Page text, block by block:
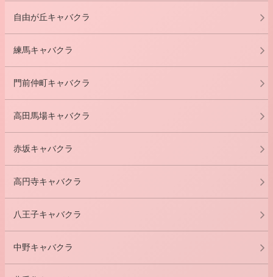
自由が丘キャバクラ
練馬キャバクラ
門前仲町キャバクラ
高田馬場キャバクラ
赤坂キャバクラ
高円寺キャバクラ
八王子キャバクラ
中野キャバクラ